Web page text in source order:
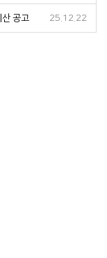
공고 25.12.22